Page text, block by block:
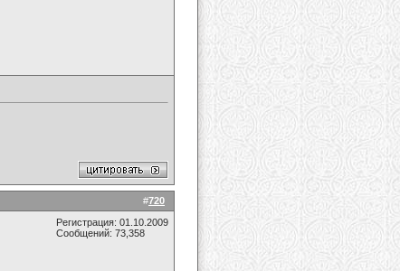
#720
Регистрация: 01.10.2009
Сообщений: 73,358